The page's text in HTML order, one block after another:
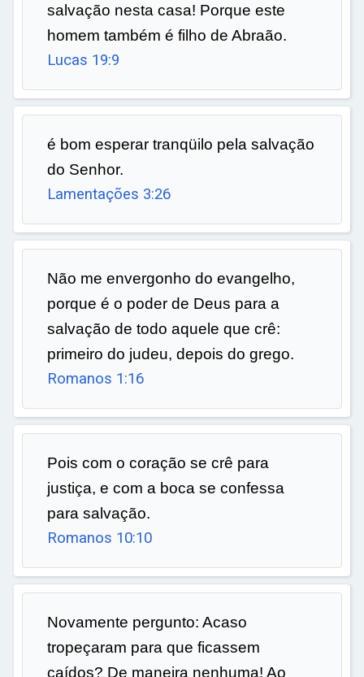
salvação nesta casa! Porque este
homem também é filho de Abraão.
Lucas 19:9
é bom esperar tranqüilo pela salvação
do Senhor.
Lamentações 3:26
Não me envergonho do evangelho,
porque é o poder de Deus para a
salvação de todo aquele que crê:
primeiro do judeu, depois do grego.
Romanos 1:16
Pois com o coração se crê para
justiça, e com a boca se confessa
para salvação.
Romanos 10:10
Novamente pergunto: Acaso
tropeçaram para que ficassem
caídos? De maneira nenhuma! Ao